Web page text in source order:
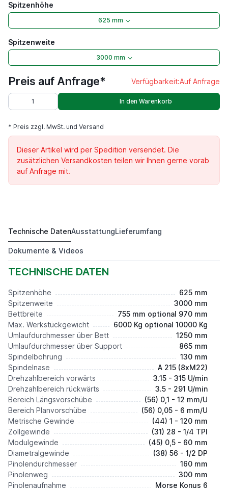
Spitzenhöhe
625 mm
Spitzenweite
3000 mm
Preis auf Anfrage* Verfügbarkeit:Auf Anfrage
In den Warenkorb
* Preis zzgl. MwSt. und Versand
Dieser Artikel wird per Spedition versendet. Die
zusätzlichen Versandkosten teilen wir Ihnen gerne vorab
auf Anfrage mit.
DKM 1250 S
Preis auf Anfrage*
Technische DatenAusstattungLieferumfang
Dokumente & Videos
TECHNISCHE DATEN
Spitzenhöhe
625 mm
Spitzenweite
3000 mm
Bettbreite
755 mm optional 970 mm
Max. Werkstückgewicht
6000 Kg optional 10000 Kg
Umlaufdurchmesser über Bett
1250 mm
Umlaufdurchmesser über Support
865 mm
Spindelbohrung
130 mm
Spindelnase
A 215 (8xM22)
Drehzahlbereich vorwärts
3.15 - 315 U/min
Drehzahlbereich rückwärts
3.5 - 291 U/min
Bereich Längsvorschübe
(56) 0,1 - 12 mm/U
Bereich Planvorschübe
(56) 0,05 - 6 mm/U
Metrische Gewinde
(44) 1 - 120 mm
Zollgewinde
(31) 28 - 1/4 TPI
Modulgewinde
(45) 0,5 - 60 mm
Diametralgewinde
(38) 56 - 1/2 DP
Pinolendurchmesser
160 mm
Pinolenweg
300 mm
Pinolenaufnahme
Morse Konus 6